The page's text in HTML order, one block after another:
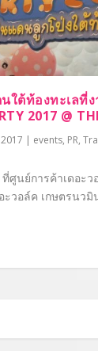
ใต้ท้องทะเลที่
2017 @
| events, PR,
ศูนย์การค้าเดอะ
วอล์ค เกษตรนวมิ